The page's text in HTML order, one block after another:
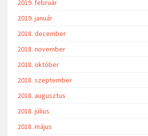
2019. február
2019. január
2018. december
2018. november
2018. október
2018. szeptember
2018. augusztus
2018. július
2018. május